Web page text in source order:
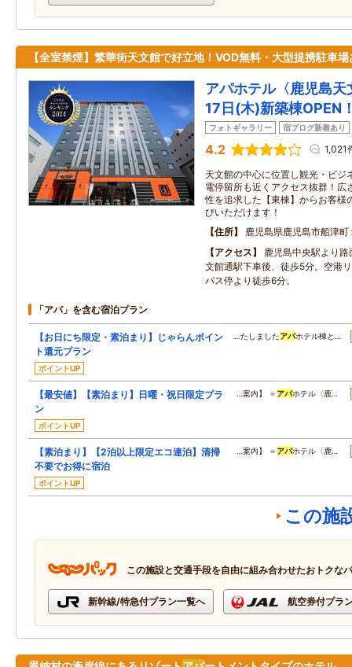
【全室禁煙】繁華街天文館で好立地！VOD無料・大型提携駐車場
アパホテル〈鹿児島
17日(木)新築棟OPEN
フォトギャラリー 宿ブログ新着あり
4.2 1,021
天文館の中心に位置し観光・ビジ
電停留所も近くアクセス抜群！広
性を追求した【東棟】からお客様
びいただけます！
住所
鹿児島県鹿児島市船津町
アクセス
鹿児島中央駅より
文館通駅下車後、徒歩5分。空港
バス停より徒歩6分。
「アパ」を含む宿泊プラン
【お日にち限定・素泊まり】じゃらんポイン
ト還元プラン
ポイントUP
…たしましたアパホテル棟と…
【最安値】【素泊まり】日曜・祝日限定プラ
ン
ポイントUP
…案内】 ＝ アパホテル〈鹿…
【素泊まり】【2泊以上限定エコ連泊】清掃
不要でお得に宿泊
ポイントUP
…案内】 ＝ アパホテル〈鹿…
この施
この施設と交通手段を自由に組み合わせたおトクな
新幹線/特急付プラン一覧へ 航空券付プラ